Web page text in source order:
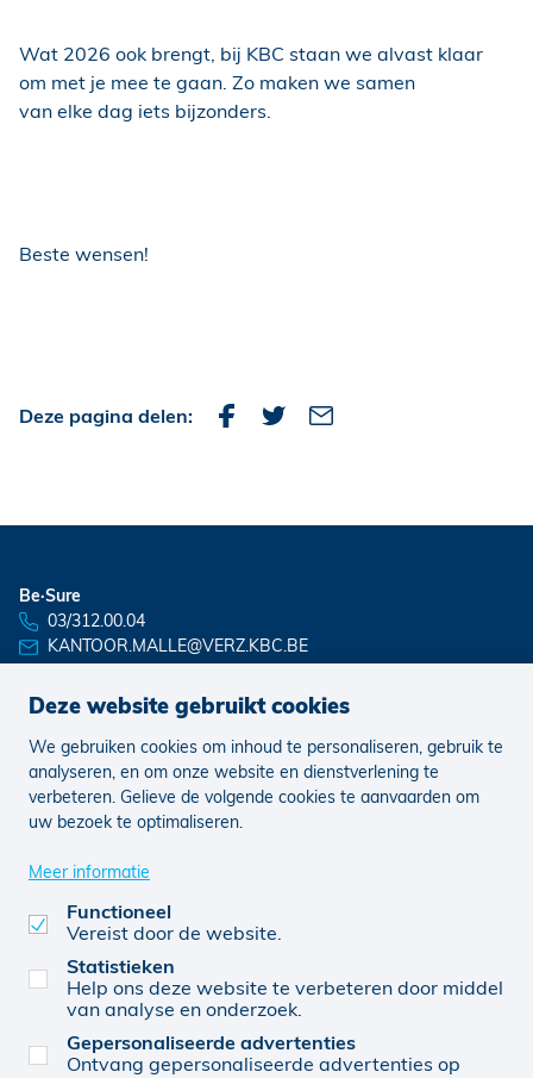
Wat 2026 ook brengt, bij KBC staan we alvast klaar
om met je mee te gaan. Zo maken we samen
van elke dag iets bijzonders.
Beste wensen!
Deze pagina delen:
Be·Sure
03/312.00.04
KANTOOR.MALLE@VERZ.KBC.BE
Nieuws Vacatures
0864078671 © KBC 2026
Be-Sure BVBA (0864078671), verbonden agent, van
Deze website gebruikt cookies
We gebruiken cookies om inhoud te personaliseren, gebruik te
analyseren, en om onze website en dienstverlening te
verbeteren. Gelieve de volgende cookies te aanvaarden om
uw bezoek te optimaliseren.
Meer informatie
Functioneel
Vereist door de website.
Statistieken
Help ons deze website te verbeteren door middel
van analyse en onderzoek.
Gepersonaliseerde advertenties
Ontvang gepersonaliseerde advertenties op